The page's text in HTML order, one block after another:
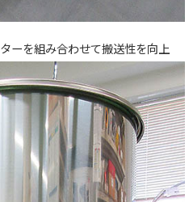
ーを組み合わせて搬送性を向上